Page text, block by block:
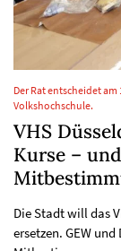
Der Rat entscheidet
Volkshochschule.
VHS
Kurse –
Die Stadt will das
ersetzen. GEW